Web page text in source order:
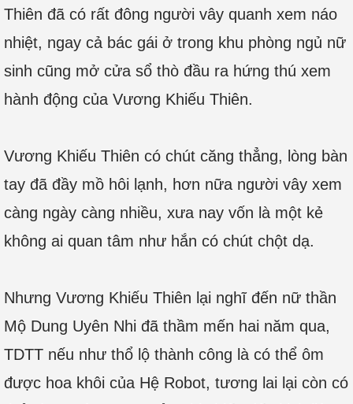
Thiên đã có rất đông người vây quanh xem náo
nhiệt, ngay cả bác gái ở trong khu phòng ngủ nữ
sinh cũng mở cửa sổ thò đầu ra hứng thú xem
hành động của Vương Khiếu Thiên.
Vương Khiếu Thiên có chút căng thẳng, lòng bàn
tay đã đầy mồ hôi lạnh, hơn nữa người vây xem
càng ngày càng nhiều, xưa nay vốn là một kẻ
không ai quan tâm như hắn có chút chột dạ.
Nhưng Vương Khiếu Thiên lại nghĩ đến nữ thần
Mộ Dung Uyên Nhi đã thầm mến hai năm qua,
TDTT nếu như thổ lộ thành công là có thể ôm
được hoa khôi của Hệ Robot, tương lai lại còn có